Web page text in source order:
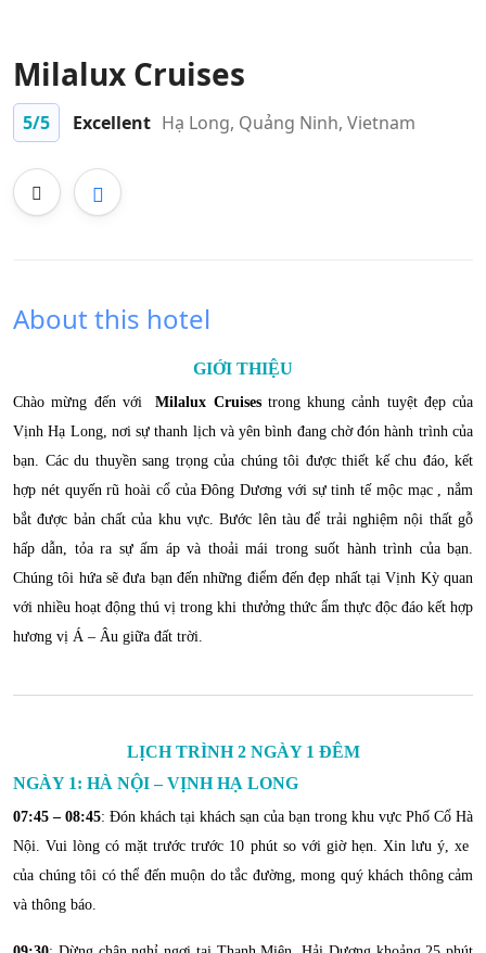
Milalux Cruises
5/5 Excellent Hạ Long, Quảng Ninh, Vietnam
About this hotel
GIỚI THIỆU
Chào mừng đến với Milalux Cruisestrong khung cảnh tuyệt đẹp của
Vịnh Hạ Long, nơi sự thanh lịch và yên bình đang chờ đón hành trình của
bạn. Các du thuyền sang trọng của chúng tôi được thiết kế chu đáo, kết
hợp nét quyến rũ hoài cổ của Đông Dương với sự tinh tế mộc mạc , nắm
bắt được bản chất của khu vực. Bước lên tàu để trải nghiệm nội thất gỗ
hấp dẫn, tỏa ra sự ấm áp và thoải mái trong suốt hành trình của bạn.
Chúng tôi hứa sẽ đưa bạn đến những điểm đến đẹp nhất tại Vịnh Kỳ quan
với nhiều hoạt động thú vị trong khi thưởng thức ẩm thực độc đáo kết hợp
hương vị Á – Âu giữa đất trời.
LỊCH TRÌNH 2 NGÀY 1 ĐÊM
NGÀY 1: HÀ NỘI – VỊNH HẠ LONG
07:45 – 08:45: Đón khách tại khách sạn của bạn trong khu vực Phố Cổ Hà
Nội. Vui lòng có mặt trước trước 10 phút so với giờ hẹn. Xin lưu ý, xe
của chúng tôi có thể đến muộn do tắc đường, mong quý khách thông cảm
và thông báo.